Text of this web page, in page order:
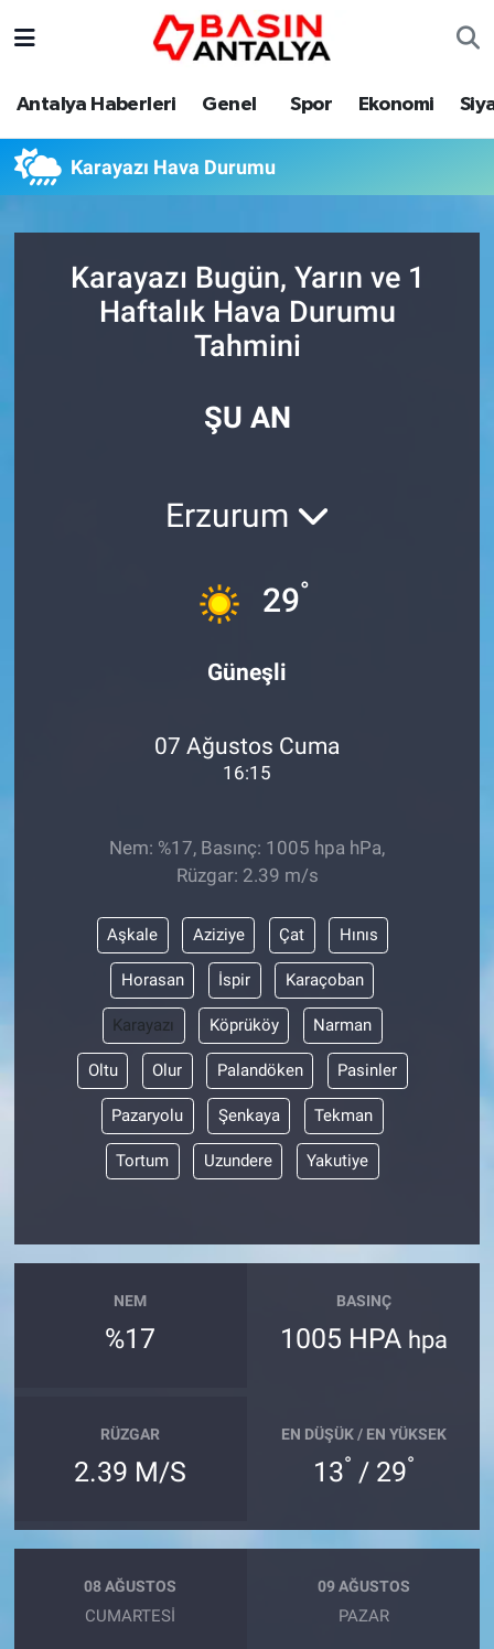
Antalya Haberleri Genel Spor Ekonomi
Karayazı Hava Durumu
Karayazı Bugün, Yarın ve 1
Haftalık Hava Durumu
Tahmini
ŞU AN
Erzurum
29°
Güneşli
07 Ağustos Cuma
16:15
Nem: %17, Basınç: 1005 hpa hPa,
Rüzgar: 2.39 m/s
Aşkale Aziziye Çat Hınıs
Horasan İspir Karaçoban
Karayazı Köprüköy Narman
Oltu Olur Palandöken Pasinler
Pazaryolu Şenkaya Tekman
Tortum Uzundere Yakutiye
NEM
%17
BASINÇ
1005 HPA hpa
RÜZGAR
2.39 M/S
EN DÜŞÜK / EN YÜKSEK
13° / 29°
08 AĞUSTOS
CUMARTESI
09 AĞUSTOS
PAZAR